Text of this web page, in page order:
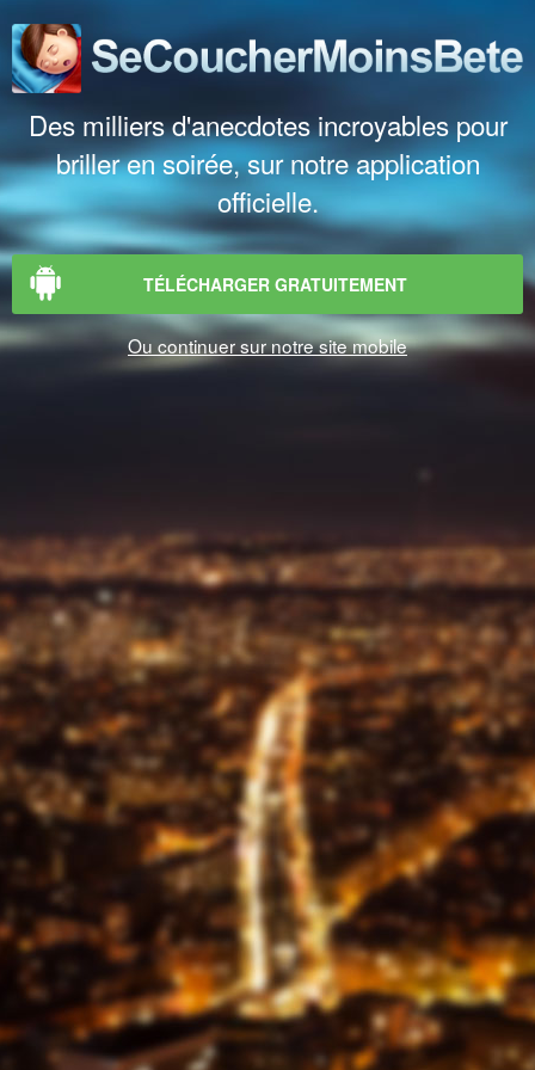
Des milliers d'anecdotes incroyables pour
briller en soirée, sur notre application
officielle.
TÉLÉCHARGER GRATUITEMENT
Ou continuer sur notre site mobile